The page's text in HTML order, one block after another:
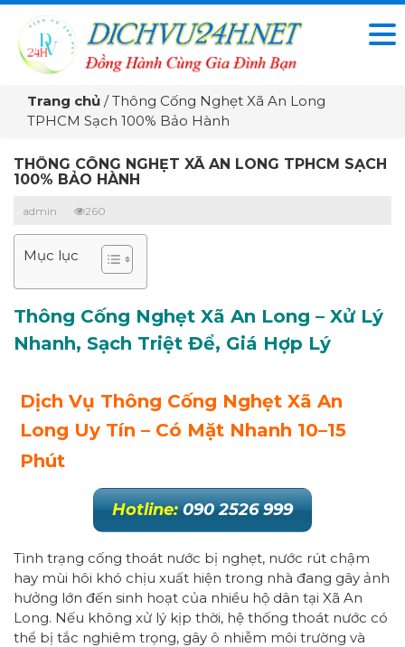
Trang chủ /Thông Cống Nghẹt Xã An Long
TPHCM Sạch 100% Bảo Hành
THÔNG CỐNG NGHẸT XÃ AN LONG TPHCM SẠCH
100% BẢO HÀNH
admin 260
Mục lục
Thông Cống Nghẹt Xã An Long – Xử Lý
Nhanh, Sạch Triệt Để, Giá Hợp Lý
Dịch Vụ Thông Cống Nghẹt Xã An
Long Uy Tín – Có Mặt Nhanh 10–15
Phút
Hotline: 090 2526 999
Tình trạng cống thoát nước bị nghẹt, nước rút chậm
hay mùi hôi khó chịu xuất hiện trong nhà đang gây ảnh
hưởng lớn đến sinh hoạt của nhiều hộ dân tại Xã An
Long. Nếu không xử lý kịp thời, hệ thống thoát nước có
thể bị tắc nghiêm trọng, gây ô nhiễm môi trường và